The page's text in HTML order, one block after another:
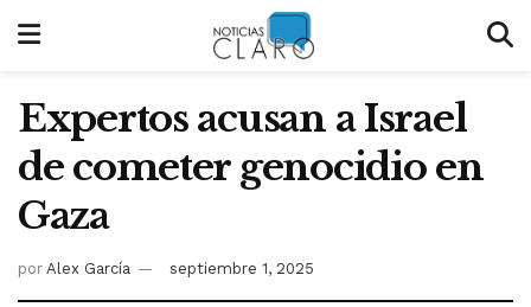
Expertos acusan a Israel
de cometer genocidio en
Gaza
por Alex García septiembre 1, 2025